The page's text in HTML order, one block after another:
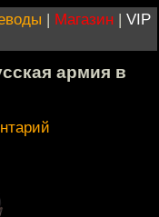
| Магазин | VIP
армия в